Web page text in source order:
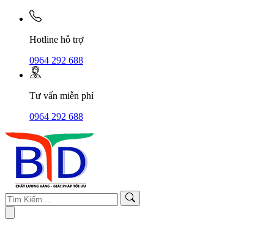
Hotline hỗ trợ
0964 292 688
Tư vấn miễn phí
0964 292 688